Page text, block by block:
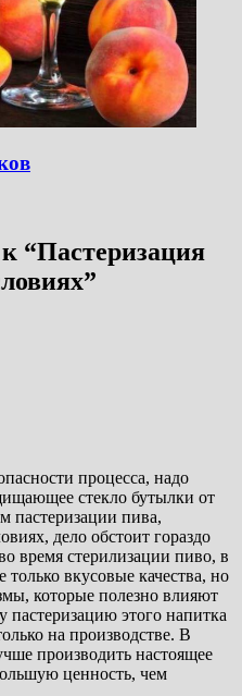
“Пастеризация
”
процесса, надо
стекло бутылки от
пастеризации пива,
дело обстоит гораздо
время стерилизации пиво, в
только вкусовые качества, но
которые полезно влияют
этого напитка
на производстве. В
производить настоящее
ценность, чем